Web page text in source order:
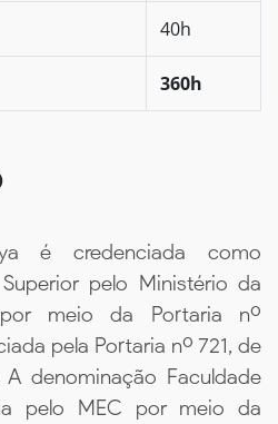
40h
360h
é credenciada como
pelo Ministério da
meio da Portaria nº
pela Portaria nº 721, de
denominação Faculdade
pelo MEC por meio da